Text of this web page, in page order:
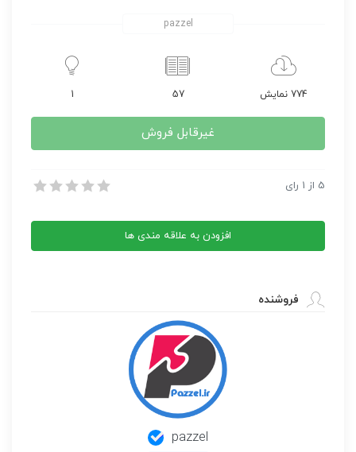
pazzel
774 نمایش 57
1
غیرقابل فروش
هنر تهیه انواع ترشی
5 از 1 رای
افزودن به علاقه مندی ها
فروشنده
pazzel